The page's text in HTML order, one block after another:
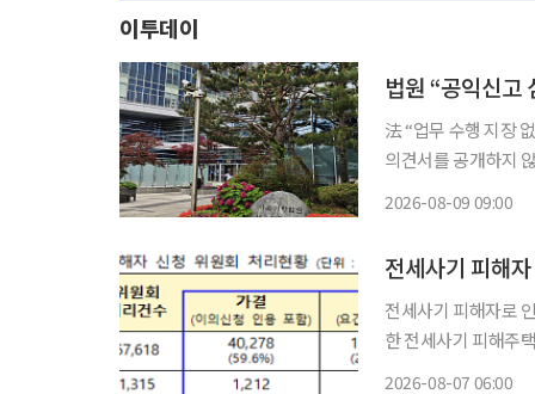
이투데이
법원 “공익신고
法 “업무 수행 지장 없어…비공개 대
의견서를 공개하지 않은 것은
2026-08-09 09:00
전세사기 피해
전세사기 피해자로
한 전세사기 피해주택도 1만 가구를 돌
2026-08-07 06:00